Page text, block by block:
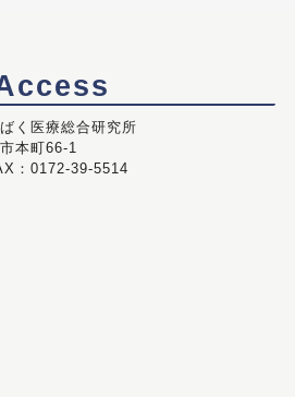
く医療総合研究所
本町66-1
：0172-39-5514